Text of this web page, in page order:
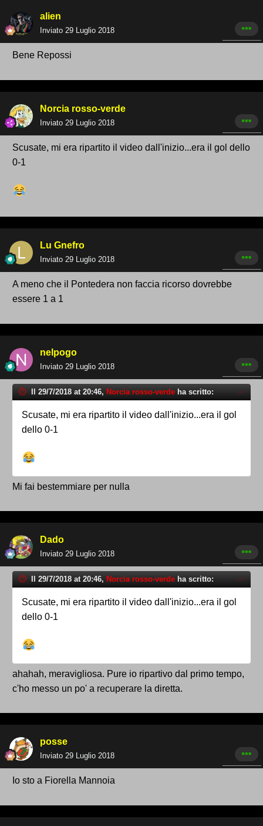
alien
Inviato 29 Luglio 2018
Bene Repossi
Norcia rosso-verde
Inviato 29 Luglio 2018
Scusate, mi era ripartito il video dall'inizio...era il gol dello
0-1
Lu Gnefro
Inviato 29 Luglio 2018
A meno che il Pontedera non faccia ricorso dovrebbe
essere 1 a 1
nelpogo
Inviato 29 Luglio 2018
Il 29/7/2018 at 20:46, Norcia rosso-verde ha scritto:
Scusate, mi era ripartito il video dall'inizio...era il gol
dello 0-1
Mi fai bestemmiare per nulla
Dado
Inviato 29 Luglio 2018
Il 29/7/2018 at 20:46, Norcia rosso-verde ha scritto:
Scusate, mi era ripartito il video dall'inizio...era il gol
dello 0-1
ahahah, meravigliosa. Pure io ripartivo dal primo tempo,
c'ho messo un po' a recuperare la diretta.
posse
Inviato 29 Luglio 2018
Io sto a Fiorella Mannoia